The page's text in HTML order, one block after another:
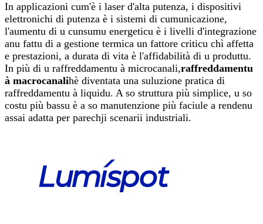
In applicazioni cum'è i laser d'alta putenza, i dispositivi
elettronichi di putenza è i sistemi di cumunicazione,
l'aumentu di u cunsumu energeticu è i livelli d'integrazione
anu fattu di a gestione termica un fattore criticu chì affetta
e prestazioni, a durata di vita è l'affidabilità di u produttu.
In più di u raffreddamentu à microcanali,raffreddamentu
à macrocanalihè diventata una suluzione pratica di
raffreddamentu à liquidu. A so struttura più simplice, u so
costu più bassu è a so manutenzione più faciule a rendenu
assai adatta per parechji scenarii industriali.